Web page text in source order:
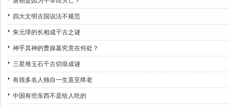
四大文明古国说法不规范
朱元璋的长相成千古之谜
神乎其神的曹操墓究竟在何处？
三星堆玉石千古切痕成谜
有很多名人独自一生直至终老
中国有些东西不是给人吃的